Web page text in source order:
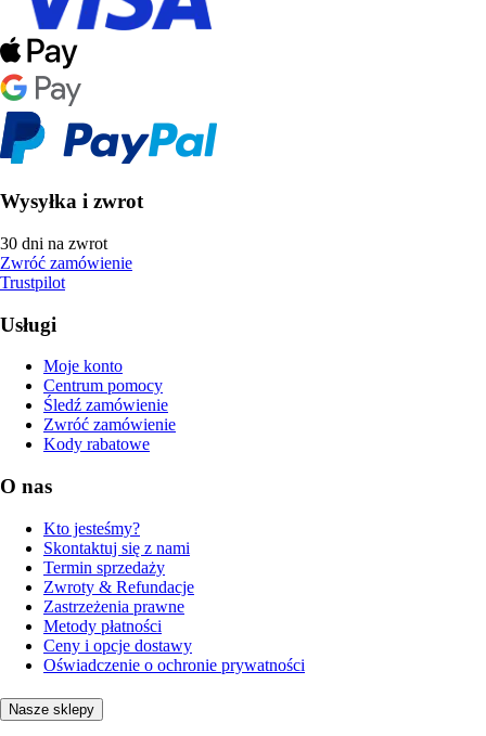
Wysyłka i zwrot
30 dni na zwrot
Zwróć zamówienie
Trustpilot
Usługi
Moje konto
Centrum pomocy
Śledź zamówienie
Zwróć zamówienie
Kody rabatowe
O nas
Kto jesteśmy?
Skontaktuj się z nami
Termin sprzedaży
Zwroty & Refundacje
Zastrzeżenia prawne
Metody płatności
Ceny i opcje dostawy
Oświadczenie o ochronie prywatności
Nasze sklepy